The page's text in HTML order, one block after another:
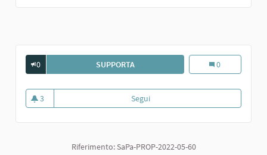
0 SUPPORTAPANCHINE PER ANZIANIPanchine per
0
3
3 sostenitori
Segui
Riferimento: SaPa-PROP-2022-05-60